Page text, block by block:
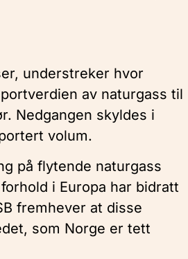
understreker hvor
av naturgass til
Nedgangen skyldes i
volum.
på flytende naturgass
i Europa har bidratt
fremhever at disse
som Norge er tett